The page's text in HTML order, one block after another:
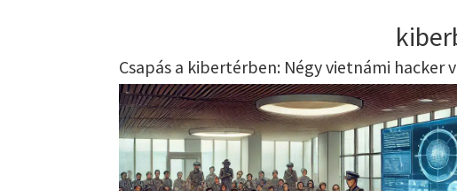
Csapás a kibertérben: Négy vietnámi